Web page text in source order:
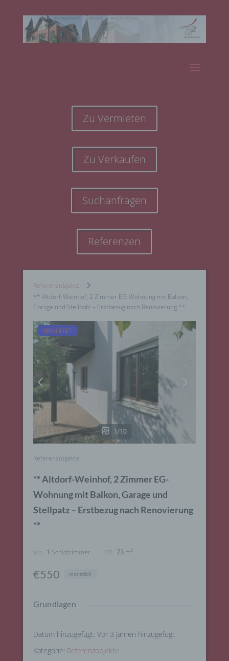
Zu Vermieten
Zu Verkaufen
Suchanfragen
Referenzen
Referenzobjekte
** Altdorf-Weinhof, 2 Zimmer EG-Wohnung mit Balkon,
Garage und Stellpatz – Erstbezug nach Renovierung **
VERMIETET!
1/10
Referenzobjekte
** Altdorf-Weinhof, 2 Zimmer EG-
Wohnung mit Balkon, Garage und
Stellpatz – Erstbezug nach Renovierung
**
1 Schlafzimmer 73 m²
€550 monatlich
Grundlagen
Datum hinzugefügt: Vor 3 Jahren hinzugefügt
Kategorie: Referenzobjekte